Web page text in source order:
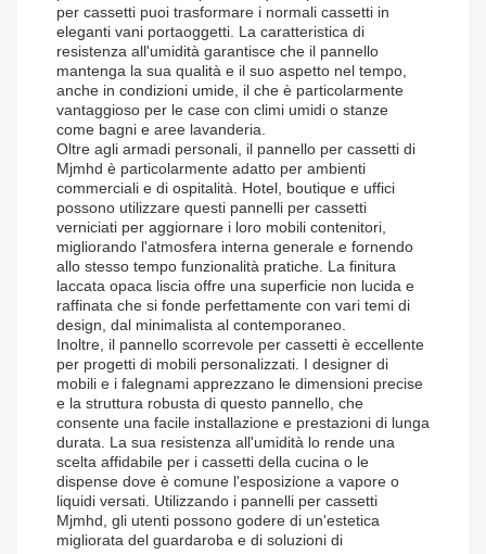
per cassetti puoi trasformare i normali cassetti in
eleganti vani portaoggetti. La caratteristica di
resistenza all'umidità garantisce che il pannello
mantenga la sua qualità e il suo aspetto nel tempo,
anche in condizioni umide, il che è particolarmente
vantaggioso per le case con climi umidi o stanze
come bagni e aree lavanderia.
Oltre agli armadi personali, il pannello per cassetti di
Mjmhd è particolarmente adatto per ambienti
commerciali e di ospitalità. Hotel, boutique e uffici
possono utilizzare questi pannelli per cassetti
verniciati per aggiornare i loro mobili contenitori,
migliorando l'atmosfera interna generale e fornendo
allo stesso tempo funzionalità pratiche. La finitura
laccata opaca liscia offre una superficie non lucida e
raffinata che si fonde perfettamente con vari temi di
design, dal minimalista al contemporaneo.
Inoltre, il pannello scorrevole per cassetti è eccellente
per progetti di mobili personalizzati. I designer di
mobili e i falegnami apprezzano le dimensioni precise
e la struttura robusta di questo pannello, che
consente una facile installazione e prestazioni di lunga
durata. La sua resistenza all'umidità lo rende una
scelta affidabile per i cassetti della cucina o le
dispense dove è comune l'esposizione a vapore o
liquidi versati. Utilizzando i pannelli per cassetti
Mjmhd, gli utenti possono godere di un'estetica
migliorata del guardaroba e di soluzioni di